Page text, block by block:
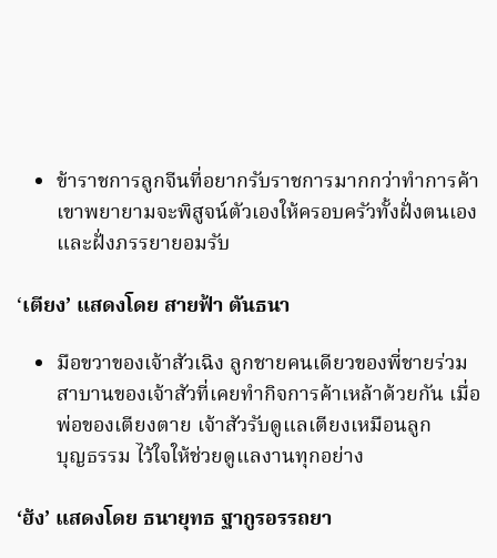
ข้าราชการลูกจีนที่อยากรับราชการมากกว่าทำการค้า
เขาพยายามจะพิสูจน์ตัวเองให้ครอบครัวทั้งฝั่งตนเอง
และฝั่งภรรยายอมรับ
‘เตียง’ แสดงโดย สายฟ้า ตันธนา
มือขวาของเจ้าสัวเฉิง ลูกชายคนเดียวของพี่ชายร่วม
สาบานของเจ้าสัวที่เคยทำกิจการค้าเหล้าด้วยกัน เมื่อ
พ่อของเตียงตาย เจ้าสัวรับดูแลเตียงเหมือนลูก
บุญธรรม ไว้ใจให้ช่วยดูแลงานทุกอย่าง
‘ฮ้ง’ แสดงโดย ธนายุทธ ฐากูรอรรถยา